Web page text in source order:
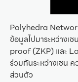
Polyhedra
ข้อมูลไปมาระหว่างเ
proof (ZKP) และ
ร่วมกันระหว่างเชน ค
ส่วนตัว